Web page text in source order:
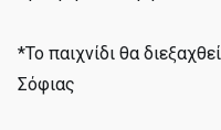
*Το παιχνίδι θα
Σόφιας